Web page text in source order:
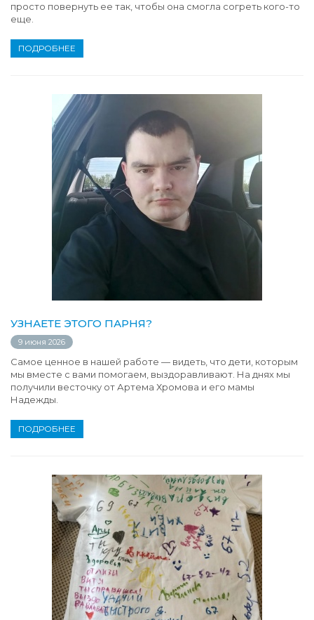
просто повернуть ее так, чтобы она смогла согреть кого-то
еще.
ПОДРОБНЕЕ
УЗНАЕТЕ ЭТОГО ПАРНЯ?
9 июня 2026
Самое ценное в нашей работе — видеть, что дети, которым
мы вместе с вами помогаем, выздоравливают. На днях мы
получили весточку от Артема Хромова и его мамы
Надежды.
ПОДРОБНЕЕ